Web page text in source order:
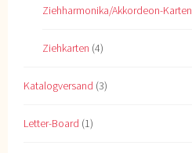
Ziehharmonika/Akkordeon-Karten
Ziehkarten (4)
Katalogversand (3)
Letter-Board (1)